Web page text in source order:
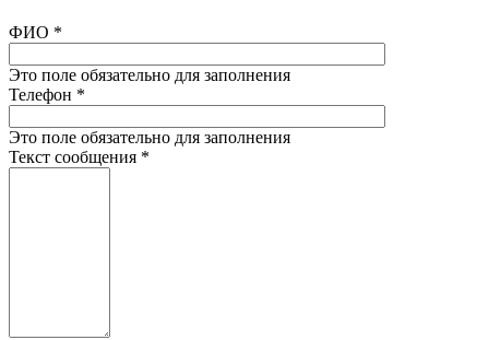
ФИО *
Это поле обязательно для заполнения
Телефон *
Это поле обязательно для заполнения
Текст сообщения *